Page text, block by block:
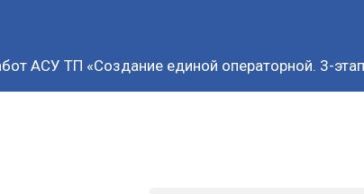
АСУ ТП «Создание единой операторной. 3-